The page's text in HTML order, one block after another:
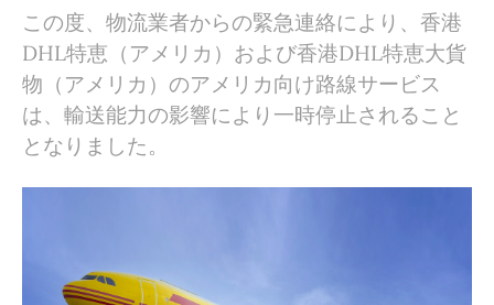
この度、物流業者からの緊急連絡により、香港
DHL特恵（アメリカ）および香港DHL特恵大貨
物（アメリカ）のアメリカ向け路線サービス
は、輸送能力の影響により一時停止されること
となりました。